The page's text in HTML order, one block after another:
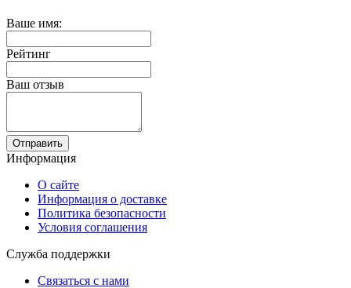
Ваше имя:
Рейтинг
Ваш отзыв
Отправить
Информация
О сайте
Информация о доставке
Политика безопасности
Условия соглашения
Служба поддержки
Связаться с нами